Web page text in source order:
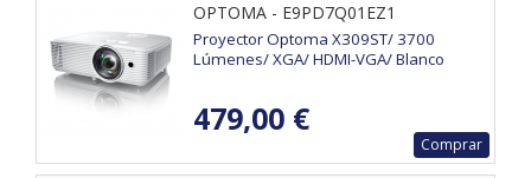
OPTOMA - E9PD7Q01EZ1
Proyector Optoma X309ST/ 3700
Lúmenes/ XGA/ HDMI-VGA/ Blanco
479,00 €
Comprar